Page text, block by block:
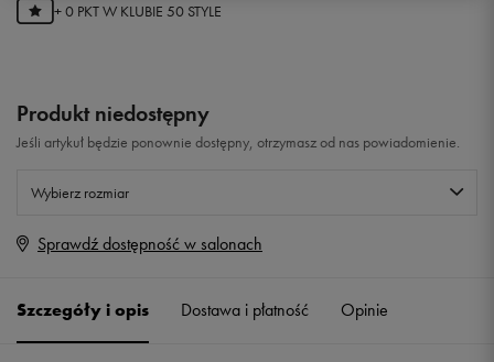
+ 0 PKT W KLUBIE 50 STYLE
Produkt niedostępny
Jeśli artykuł będzie ponownie dostępny, otrzymasz od nas powiadomienie.
Wybierz rozmiar
Rozmiary EU
Sprawdź dostępność w salonach
Szczegóły i opis Dostawa i płatność Opinie